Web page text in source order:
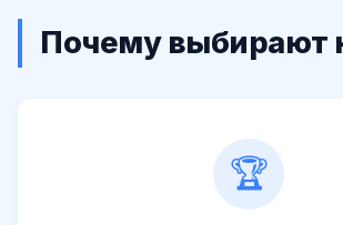
Почему выбирают
🏆